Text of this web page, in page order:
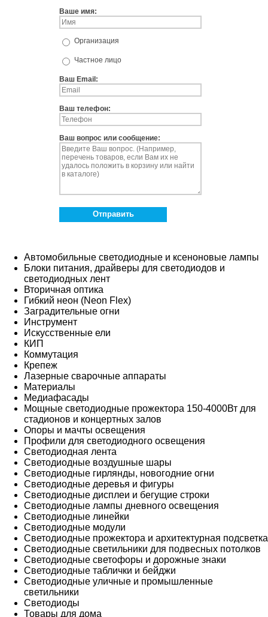
Ваше имя:
Организация
Частное лицо
Ваш Email:
Ваш телефон:
Ваш вопрос или сообщение:
Отправить
Автомобильные светодиодные и ксеноновые лампы
Блоки питания, драйверы для светодиодов и
светодиодных лент
Вторичная оптика
Гибкий неон (Neon Flex)
Заградительные огни
Инструмент
Искусственные ели
КИП
Коммутация
Крепеж
Лазерные сварочные аппараты
Материалы
Медиафасады
Мощные светодиодные прожектора 150-4000Вт для
стадионов и концертных залов
Опоры и мачты освещения
Профили для светодиодного освещения
Светодиодная лента
Светодиодные воздушные шары
Светодиодные гирлянды, новогодние огни
Светодиодные деревья и фигуры
Светодиодные дисплеи и бегущие строки
Светодиодные лампы дневного освещения
Светодиодные линейки
Светодиодные модули
Светодиодные прожектора и архитектурная подсветка
Светодиодные светильники для подвесных потолков
Светодиодные светофоры и дорожные знаки
Светодиодные таблички и бейджи
Светодиодные уличные и промышленные
светильники
Светодиоды
Товары для дома